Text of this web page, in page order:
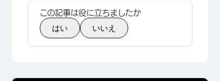
この記事は役に立ちましたか
はい いいえ